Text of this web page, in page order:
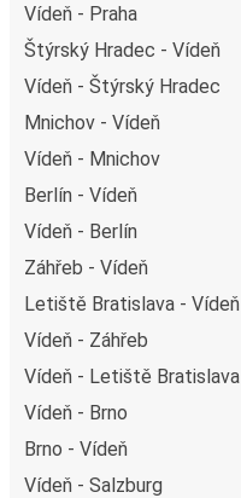
Vídeň - Praha
Štýrský Hradec - Vídeň
Vídeň - Štýrský Hradec
Mnichov - Vídeň
Vídeň - Mnichov
Berlín - Vídeň
Vídeň - Berlín
Záhřeb - Vídeň
Letiště Bratislava - Vídeň
Vídeň - Záhřeb
Vídeň - Letiště Bratislava
Vídeň - Brno
Brno - Vídeň
Vídeň - Salzburg